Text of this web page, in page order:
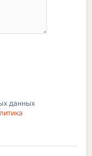
данных